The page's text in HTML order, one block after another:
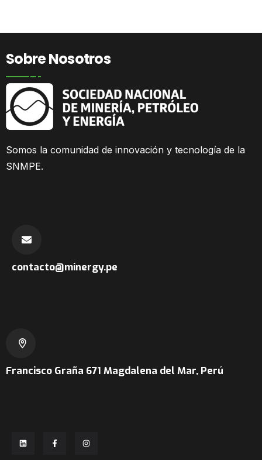
Sobre Nosotros
Somos la comunidad de innovación y tecnología de la
SNMPE.
contacto@minergy.pe
Francisco Graña 671 Magdalena del Mar, Perú